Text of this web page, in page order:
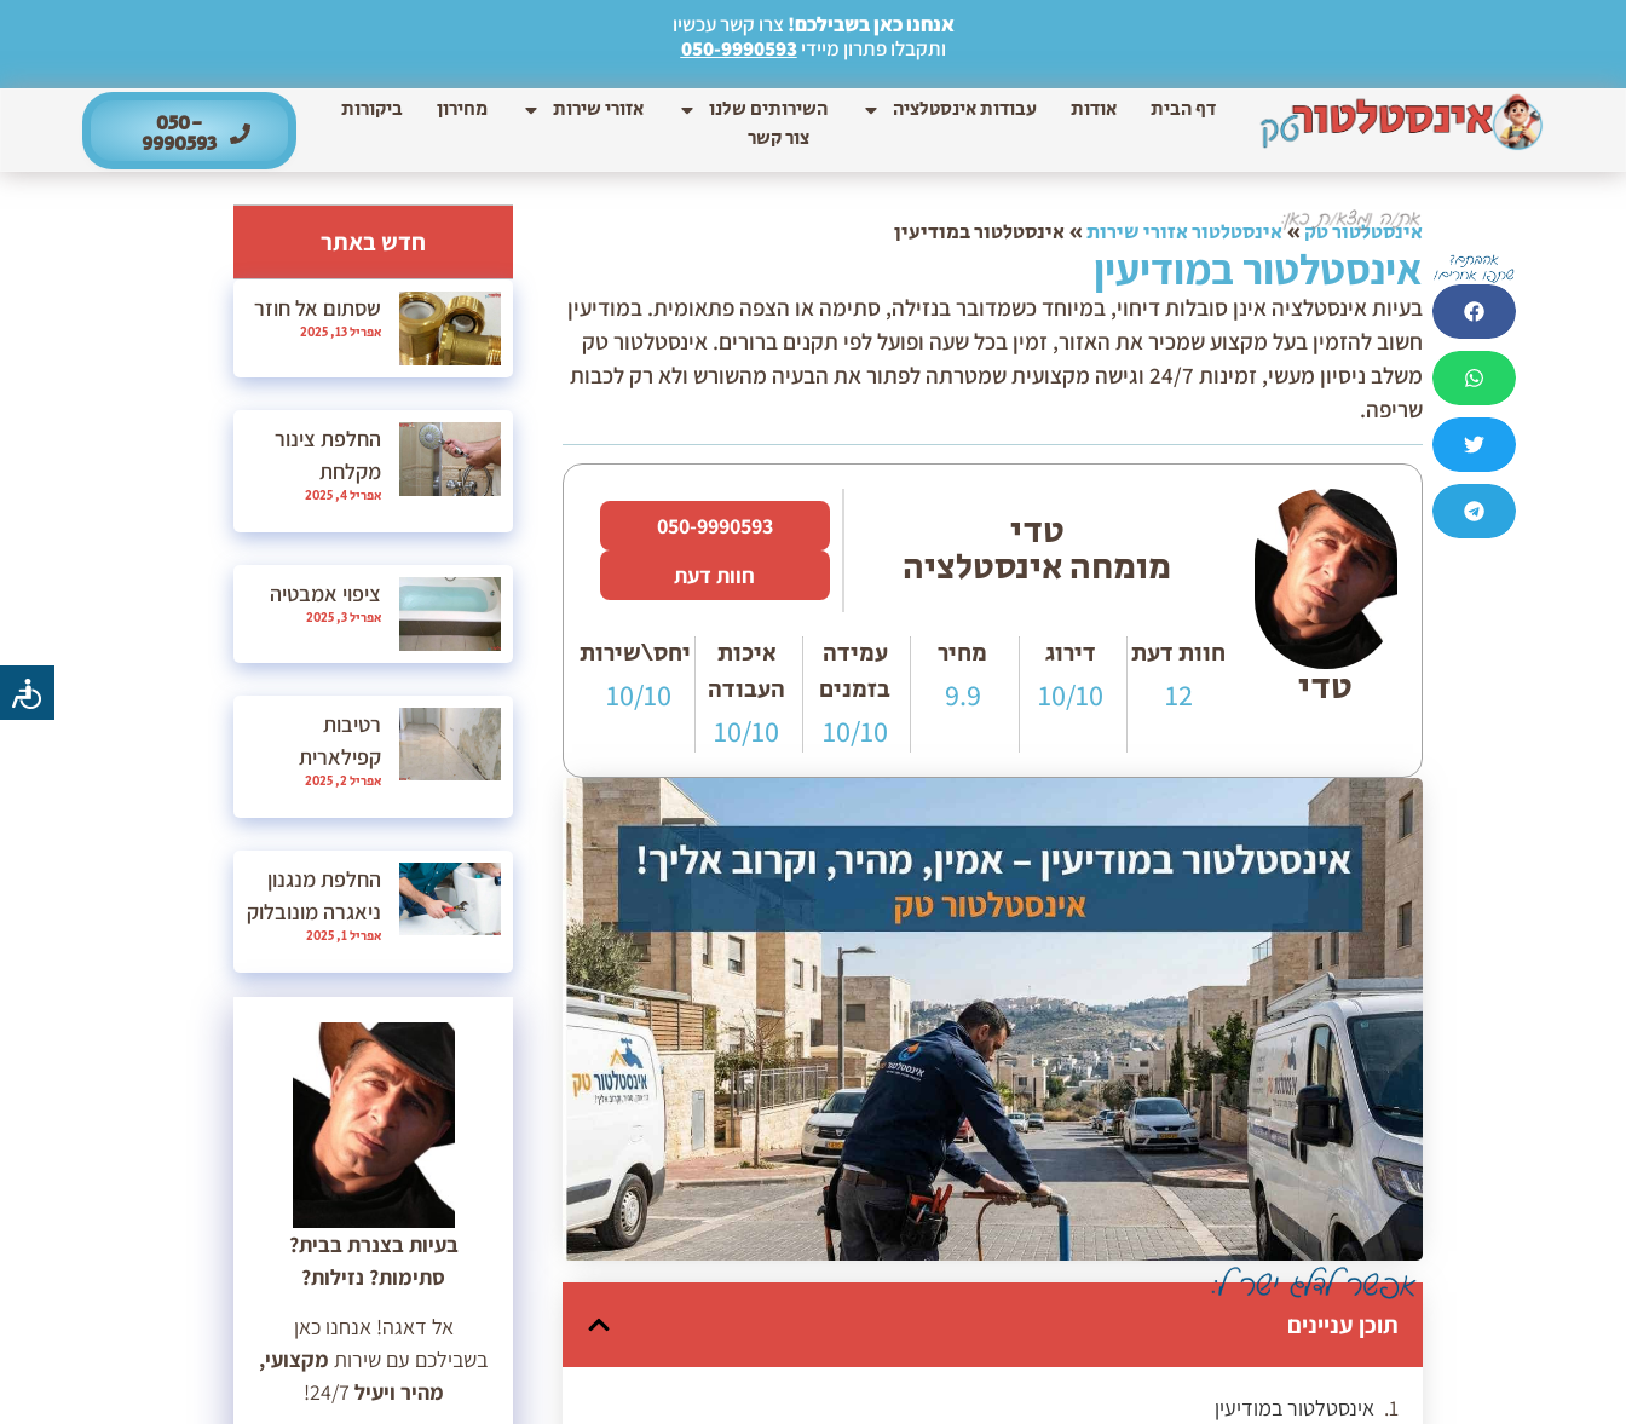
אנחנו כאן בשבילכם! צרו קשר עכשיו
ותקבלו פתרון מיידי050-9990593
דף הבית אודות עבודות אינסטלציה השירותים שלנו אזורי שירות מחירון
ביקורות
צור קשר
050-
9990593
אינסטלטור טק»אינסטלטור אזורי שירות»אינסטלטור במודיעין
אינסטלטור במודיעין
בעיות אינסטלציה אינן סובלות דיחוי, במיוחד כשמדובר בנזילה, סתימה או הצפה פתאומית. במודיעין
חשוב להזמין בעל מקצוע שמכיר את האזור, זמין בכל שעה ופועל לפי תקנים ברורים. אינסטלטור טק
משלב ניסיון מעשי, זמינות 24/7 וגישה מקצועית שמטרתה לפתור את הבעיה מהשורש ולא רק לכבות
שריפה.
טדי
טדי
מומחה אינסטלציה
050-9990593
חוות דעת
חוות דעת
12
דירוג
10/10
מחיר
9.9
עמידה
בזמנים
10/10
איכות
העבודה
10/10
יחס\שירות
10/10
תוכן עניינים
אינסטלטור במודיעין
חדש באתר
שסתום אל חוזר
אפריל 13, 2025
החלפת צינור
מקלחת
אפריל 4, 2025
ציפוי אמבטיה
אפריל 3, 2025
רטיבות
קפילארית
אפריל 2, 2025
החלפת מנגנון
ניאגרה מונובלוק
אפריל 1, 2025
בעיות בצנרת בבית?
סתימות? נזילות?
אל דאגה! אנחנו כאן
בשבילכם עם שירות מקצועי,
מהיר ויעיל